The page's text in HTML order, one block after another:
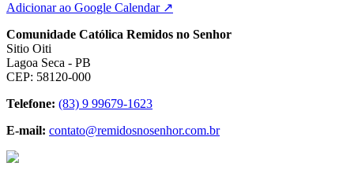
Adicionar ao Google Calendar ↗
Comunidade Católica Remidos no Senhor
Sitio Oiti
Lagoa Seca - PB
CEP: 58120-000
Telefone: (83) 9 99679-1623
E-mail: contato@remidosnosenhor.com.br